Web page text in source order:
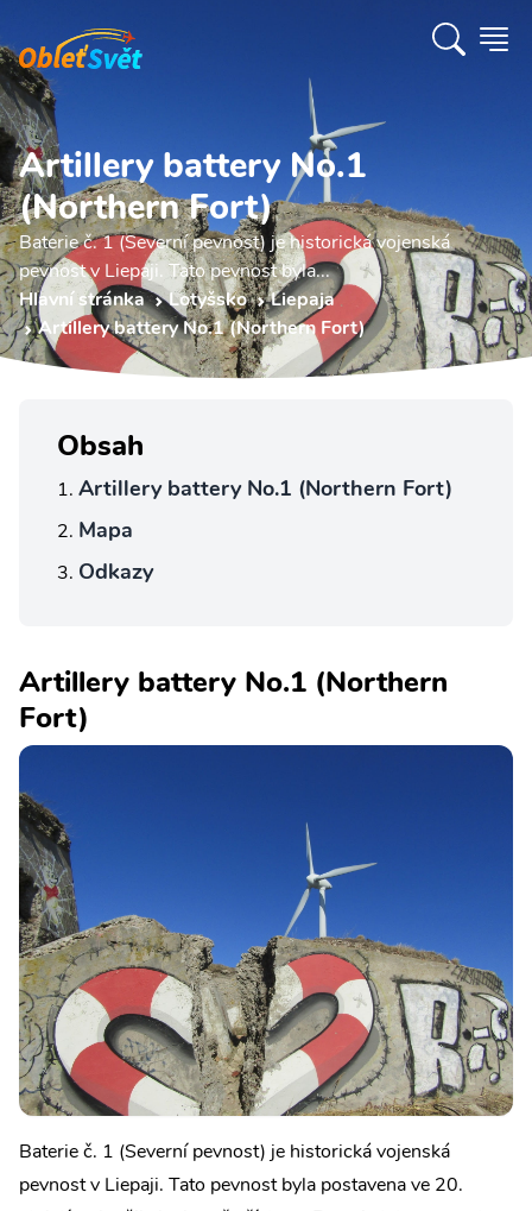
Artillery battery No.1
(Northern Fort)
Baterie č. 1 (Severní pevnost) je historická vojenská
pevnost v Liepaji. Tato pevnost byla...
Hlavní stránka
Lotyšsko
Liepaja
Artillery battery No.1 (Northern Fort)
Obsah
Artillery battery No.1 (Northern Fort)
Mapa
Odkazy
Artillery battery No.1 (Northern
Fort)
Baterie č. 1 (Severní pevnost) je historická vojenská
pevnost v Liepaji. Tato pevnost byla postavena ve 20.